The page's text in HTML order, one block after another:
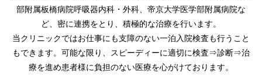
部附属板橋病院呼吸器内科・外科、帝京大学医学部附属病院な
ど、 密に連携をとり、積極的な治療を行います。
当クリニックではお仕事にも支障のない一泊入院検査も行うこと
もできます。 可能な限り、スピーディーに適切に検査⇒診断⇒治
療を進め患者様に負担のない医療を心がけております。